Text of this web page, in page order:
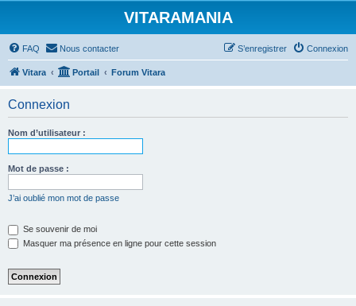
VITARAMANIA
FAQ Nous contacter Connexion
S’enregistrer
Vitara Portail Forum Vitara
Connexion
Nom d’utilisateur :
Mot de passe :
J’ai oublié mon mot de passe
Se souvenir de moi
Masquer ma présence en ligne pour cette session